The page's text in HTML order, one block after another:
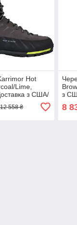
Hot
Lime,
з США/
12 558 ₴
з
8